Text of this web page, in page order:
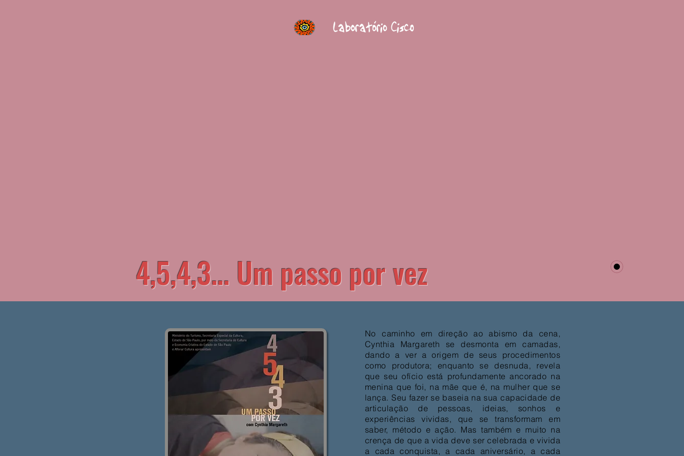
4,5,4,3... Um passo por vez
No caminho em direção ao abismo da cena,
Cynthia Margareth se desmonta em camadas,
dando a ver a origem de seus procedimentos
como produtora; enquanto se desnuda, revela
que seu ofício está profundamente ancorado na
menina que foi, na mãe que é, na mulher que se
lança. Seu fazer se baseia na sua capacidade de
articulação de pessoas, ideias, sonhos e
experiências vividas, que se transformam em
saber, método e ação. Mas também e muito na
crença de que a vida deve ser celebrada e vivida
a cada conquista, a cada aniversário, a cada